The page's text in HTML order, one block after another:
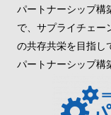
パートナーシップ構
で、サプライチェー
の共存共栄を目指し
パートナーシップ構